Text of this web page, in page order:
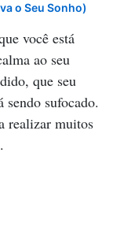
o Seu Sonho)
você está
ao seu
que seu
sendo sufocado.
realizar muitos